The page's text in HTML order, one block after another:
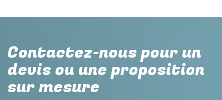
Contactez-nous pour un
devis ou une proposition
sur mesure